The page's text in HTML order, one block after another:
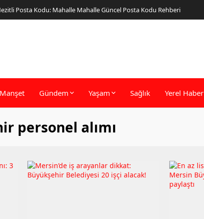
Posta Kodu: Mahalle Mahalle Güncel Posta Kodu Rehberi
Manşet Gündem Yaşam Sağlık Yerel Haber
personel alımı